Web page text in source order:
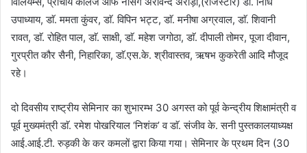
उपाध्याय, डाॅ. ममता कुंवर, डाॅ. विपिन भट्ट, डाॅ. मनीषा अग्रवाल, डाॅ. शिवानी
रावत, डाॅ. रोहित पाल, डाॅ. साक्षी, डाॅ. महेश जगोठा, डाॅ. दीपाली तोमर, पूजा दीवान,
गुरप्रीत कौर सैनी, निहारिका, डाॅ.एस.के. श्रीवास्तव, ऋषभ कुकरेती आदि मौजूद
रहे।
दो दिवसीय राष्ट्रीय सेमिनार का शुभारम्भ 30 अगस्त को पूर्व केन्द्रीय शिक्षामंत्री व
पूर्व मुख्यमंत्री डाॅ. रमेश पोखरियाल ‘निशंक’ व डाॅ. संजीव के. सनी पुस्तकालयाध्यक्ष
आई.आई.टी. रुड़की के कर कमलों द्वारा किया गया। सेमिनार के प्रथम दिन (30